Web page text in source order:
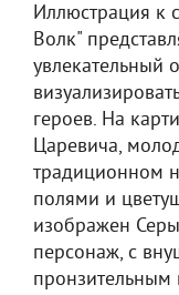
Иллюстрация к
Волк"
увлекательный
героев. На
Царевича,
традиционном
полями и
изображен
персонаж, с
пронзительным